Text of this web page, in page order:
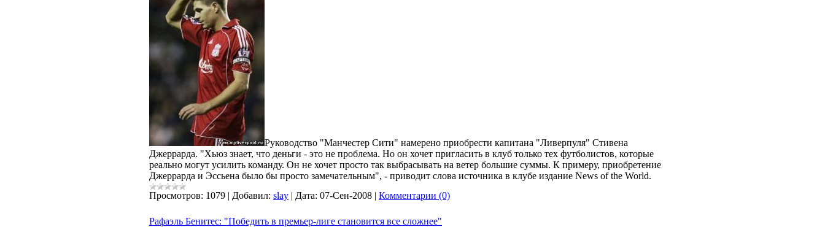
Руководство "Манчестер Сити" намерено приобрести капитана "Ливерпуля" Стивена
Джеррарда. "Хьюз знает, что деньги - это не проблема. Но он хочет пригласить в клуб только тех футболистов, которые
реально могут усилить команду. Он не хочет просто так выбрасывать на ветер большие суммы. К примеру, приобретение
Джеррарда и Эссьена было бы просто замечательным", - приводит слова источника в клубе издание News of the World.
Просмотров: 1079 | Добавил: slay | Дата: 07-Сен-2008 | Комментарии (0)
Рафаэль Бенитес: "Победить в премьер-лиге становится все сложнее"